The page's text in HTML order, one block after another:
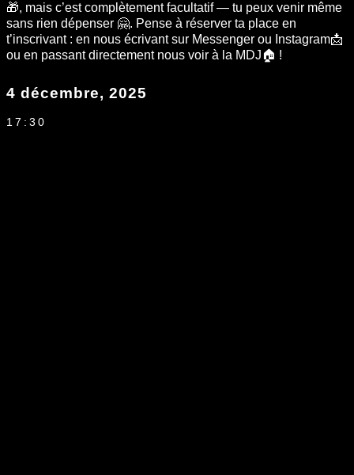
🎁, mais c’est complètement facultatif — tu peux venir même
sans rien dépenser 🤗. Pense à réserver ta place en
t’inscrivant : en nous écrivant sur Messenger ou Instagram📩
ou en passant directement nous voir à la MDJ🏠 !
4 décembre, 2025
17:30